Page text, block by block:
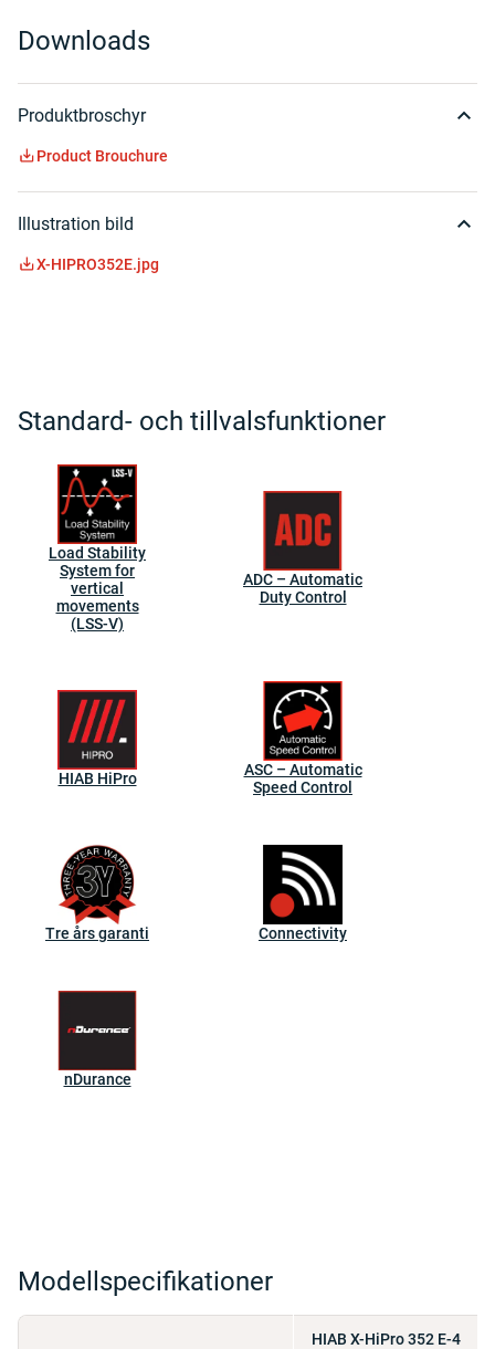
Downloads
Produktbroschyr
Product Brouchure
Illustration bild
X-HIPRO352E.jpg
Standard- och tillvalsfunktioner
Load Stability
System for
vertical
movements
(LSS-V)
ADC – Automatic
Duty Control
HIAB HiPro
ASC – Automatic
Speed Control
Tre års garanti Connectivity
nDurance
Modellspecifikationer
HIAB X-HiPro 352 E-4